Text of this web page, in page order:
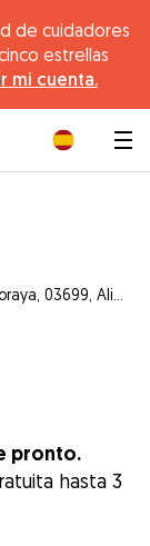
de cuidadores
estrellas
mi cuenta.
pronto.
hasta 3